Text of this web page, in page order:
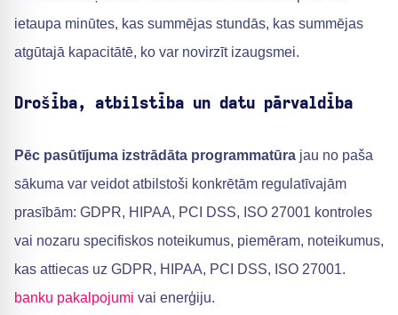
ietaupa minūtes, kas summējas stundās, kas summējas
atgūtajā kapacitātē, ko var novirzīt izaugsmei.
Drošība, atbilstība un datu pārvaldība
Pēc pasūtījuma izstrādāta programmatūra jau no paša
sākuma var veidot atbilstoši konkrētām regulatīvajām
prasībām: GDPR, HIPAA, PCI DSS, ISO 27001 kontroles
vai nozaru specifiskos noteikumus, piemēram, noteikumus,
kas attiecas uz GDPR, HIPAA, PCI DSS, ISO 27001.
banku pakalpojumi vai enerģiju.